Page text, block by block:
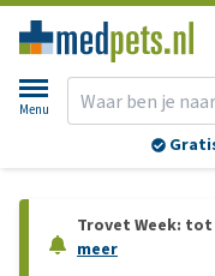
Menu
Trovet Week:
meer